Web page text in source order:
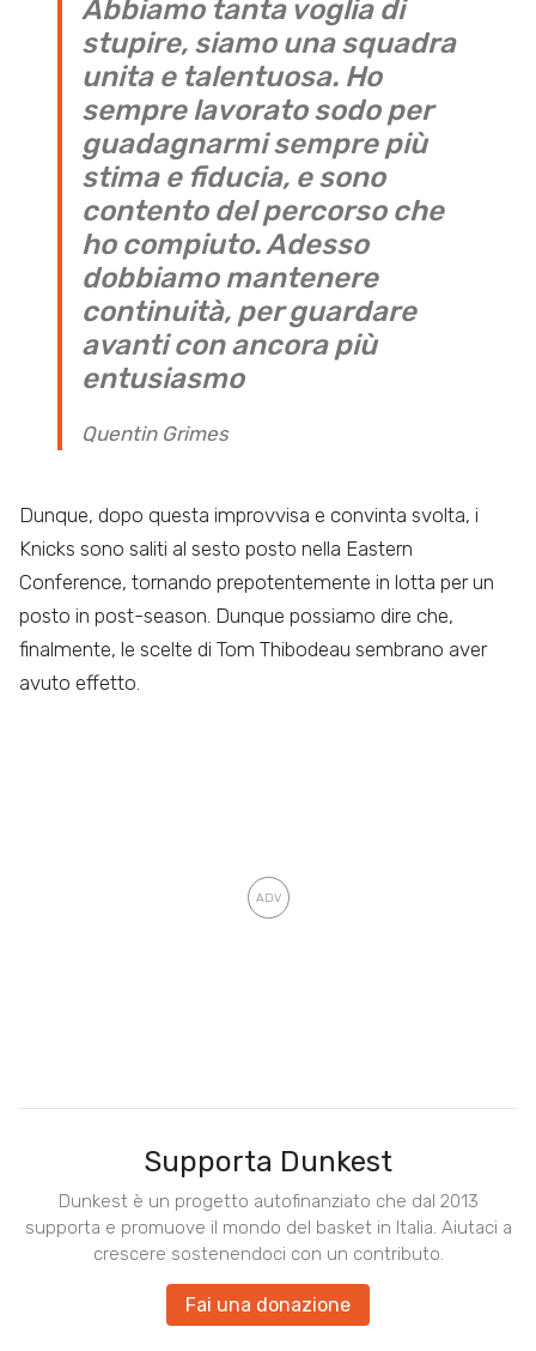
Abbiamo tanta voglia di
stupire, siamo una squadra
unita e talentuosa. Ho
sempre lavorato sodo per
guadagnarmi sempre più
stima e fiducia, e sono
contento del percorso che
ho compiuto. Adesso
dobbiamo mantenere
continuità, per guardare
avanti con ancora più
entusiasmo
Quentin Grimes
Dunque, dopo questa improvvisa e convinta svolta, i
Knicks sono saliti al sesto posto nella Eastern
Conference, tornando prepotentemente in lotta per un
posto in post-season. Dunque possiamo dire che,
finalmente, le scelte di Tom Thibodeau sembrano aver
avuto effetto.
Supporta Dunkest
Dunkest è un progetto autofinanziato che dal 2013
supporta e promuove il mondo del basket in Italia. Aiutaci a
crescere sostenendoci con un contributo.
Fai una donazione